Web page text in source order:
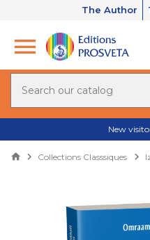
The Author
New
Collections Classsiques